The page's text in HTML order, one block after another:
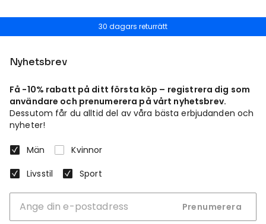
30 dagars returrätt
Nyhetsbrev
Få -10% rabatt på ditt första köp – registrera dig som
användare och prenumerera på vårt nyhetsbrev.
Dessutom får du alltid del av våra bästa erbjudanden och
nyheter!
Män
Kvinnor
Livsstil
Sport
Prenumerera